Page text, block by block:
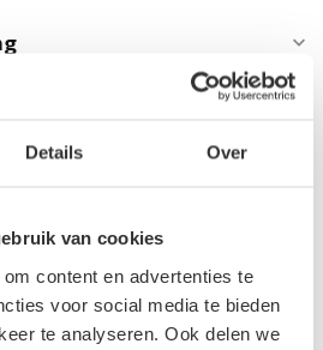
Details Over
van cookies
content en advertenties te
voor social media te bieden
te analyseren. Ook delen we
100 x 48 x
€129,00